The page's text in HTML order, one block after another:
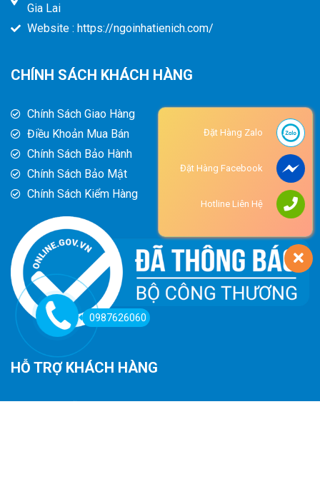
Gia Lai
Website : https://ngoinhatienich.com/
CHÍNH SÁCH KHÁCH HÀNG
Chính Sách Giao Hàng
Điều Khoản Mua Bán
Chính Sách Bảo Hành
Chính Sách Bảo Mật
Chính Sách Kiểm Hàng
HỖ TRỢ KHÁCH HÀNG
0987626060
Đặt Hàng Zalo
Đặt Hàng Facebook
Hotline Liên Hệ